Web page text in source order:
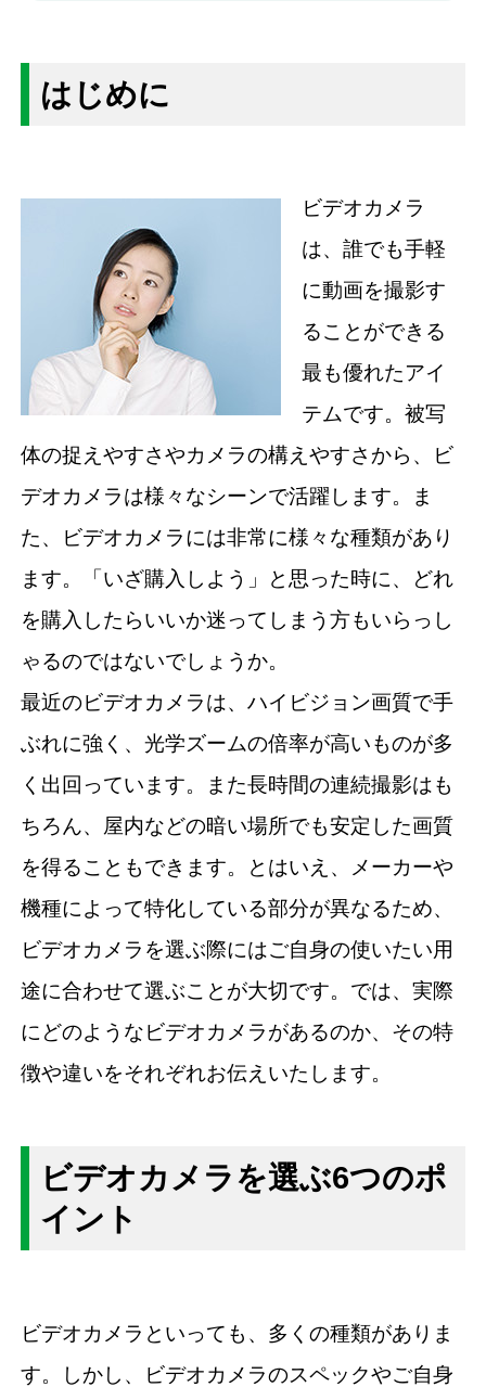
はじめに
ビデオカメラ
は、誰でも手軽
に動画を撮影す
ることができる
最も優れたアイ
テムです。被写
体の捉えやすさやカメラの構えやすさから、ビ
デオカメラは様々なシーンで活躍します。ま
た、ビデオカメラには非常に様々な種類があり
ます。「いざ購入しよう」と思った時に、どれ
を購入したらいいか迷ってしまう方もいらっし
ゃるのではないでしょうか。
最近のビデオカメラは、ハイビジョン画質で手
ぶれに強く、光学ズームの倍率が高いものが多
く出回っています。また長時間の連続撮影はも
ちろん、屋内などの暗い場所でも安定した画質
を得ることもできます。とはいえ、メーカーや
機種によって特化している部分が異なるため、
ビデオカメラを選ぶ際にはご自身の使いたい用
途に合わせて選ぶことが大切です。では、実際
にどのようなビデオカメラがあるのか、その特
徴や違いをそれぞれお伝えいたします。
ビデオカメラを選ぶ6つのポ
イント
ビデオカメラといっても、多くの種類がありま
す。しかし、ビデオカメラのスペックやご自身